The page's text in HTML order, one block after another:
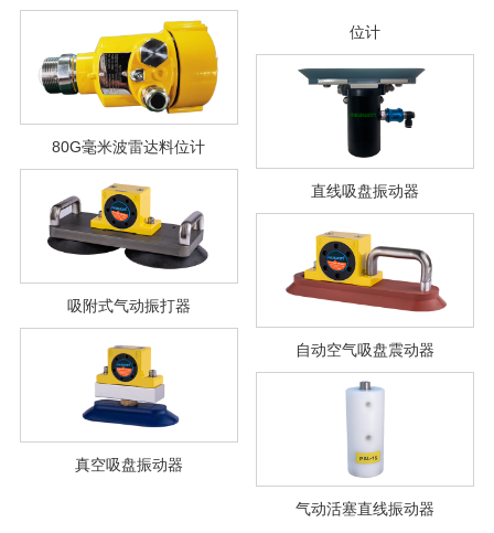
位计
80G毫米波雷达料位计
直线吸盘振动器
吸附式气动振打器
自动空气吸盘震动器
真空吸盘振动器
气动活塞直线振动器